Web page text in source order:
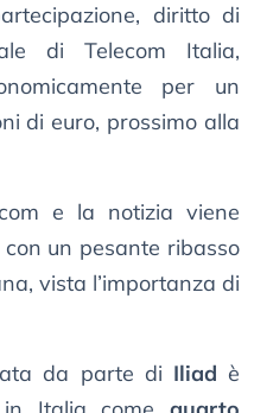
diritto di
di Telecom Italia,
per un
di euro, prossimo alla
e la notizia viene
un pesante ribasso
vista l’importanza di
da parte di Iliadè